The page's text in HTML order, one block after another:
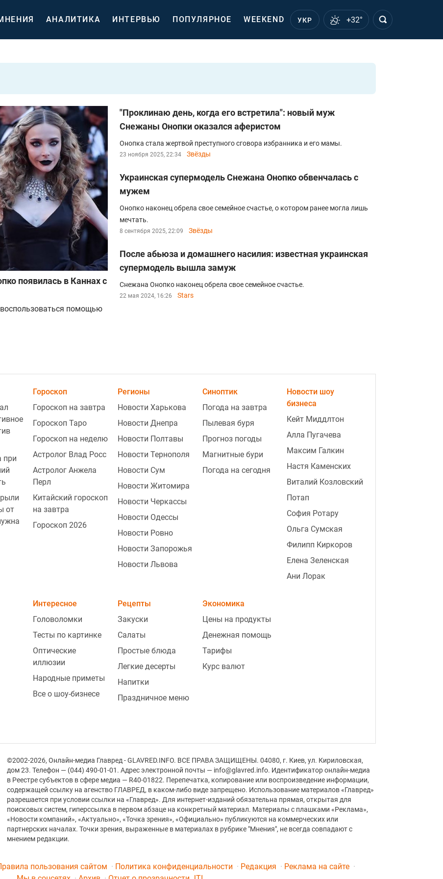
АНАЛИТИКА ИНТЕРВЬЮ ПОПУЛЯРНОЕ WEEKEND УКР +32°
появилась в Каннах с
помощью
"Проклинаю день, когда его встретила": новый муж
Снежаны Онопки оказался аферистом
Онопка стала жертвой преступного сговора избранника и его мамы.
23 ноября 2025, 22:34 Звёзды
Украинская супермодель Снежана Онопко обвенчалась с
мужем
Онопко наконец обрела свое семейное счастье, о котором ранее могла лишь
мечтать.
8 сентября 2025, 22:09 Звёзды
После абьюза и домашнего насилия: известная украинская
супермодель вышла замуж
Снежана Онопко наконец обрела свое семейное счастье.
22 мая 2024, 16:26 Stars
при
от
Гороскоп
Гороскоп на завтра
Гороскоп Таро
Гороскоп на неделю
Астролог Влад Росс
Астролог Анжела
Перл
Китайский гороскоп
на завтра
Гороскоп 2026
Регионы
Новости Харькова
Новости Днепра
Новости Полтавы
Новости Тернополя
Новости Сум
Новости Житомира
Новости Черкассы
Новости Одессы
Новости Ровно
Новости Запорожья
Новости Львова
Синоптик
Погода на завтра
Пылевая буря
Прогноз погоды
Магнитные бури
Погода на сегодня
Новости шоу
бизнеса
Кейт Миддлтон
Алла Пугачева
Максим Галкин
Настя Каменских
Виталий Козловский
Потап
София Ротару
Ольга Сумская
Филипп Киркоров
Елена Зеленская
Ани Лорак
Интересное
Головоломки
Тесты по картинке
Оптические
иллюзии
Народные приметы
Все о шоу-бизнесе
Рецепты
Закуски
Салаты
Простые блюда
Легкие десерты
Напитки
Праздничное меню
Экономика
Цены на продукты
Денежная помощь
Тарифы
Курс валют
©2002-2026, Онлайн-медиа Главред - GLAVRED.INFO. ВСЕ ПРАВА ЗАЩИЩЕНЫ. 04080, г. Киев, ул. Кириловская,
дом 23. Телефон — (044) 490-01-01. Адрес электронной почты — info@glavred.info. Идентификатор онлайн-медиа
в Реестре cубъектов в сфере медиа — R40-01822. Перепечатка, копирование или воспроизведение информации,
содержащей ссылку на агенство ГЛАВРЕД, в каком-либо виде запрещено. Использование материалов «Главред»
разрешается при условии ссылки на «Главред». Для интернет-изданий обязательна прямая, открытая для
поисковых систем, гиперссылка в первом абзаце на конкретный материал. Материалы с плашками «Реклама»,
«Новости компаний», «Актуально», «Точка зрения», «Официально» публикуются на коммерческих или
партнерских началах. Точки зрения, выраженные в материалах в рубрике "Мнения", не всегда совпадают с
мнением редакции.
пользования сайтом Политика конфиденциальности Редакция
Реклама на сайте